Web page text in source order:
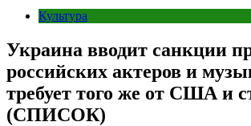
Культура
Украина вводит санкции
российских актеров и
требует того же от США и
(СПИСОК)